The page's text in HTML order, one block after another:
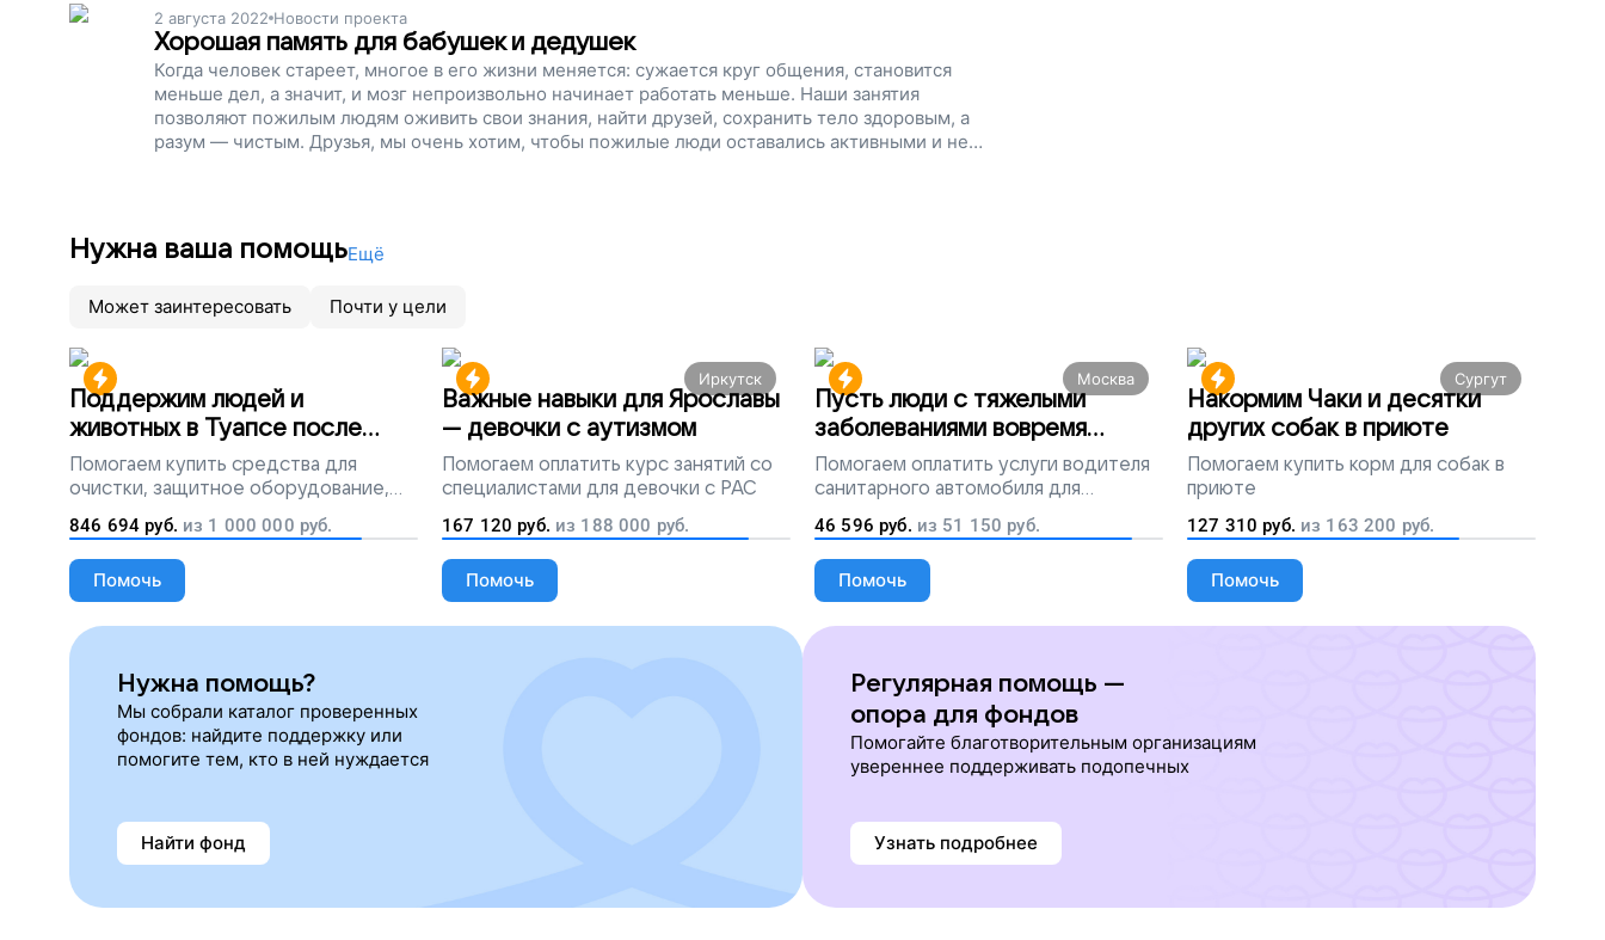
2 августа 2022 Новости проекта
Хорошая память для бабушек и дедушек
Когда человек стареет, многое в его жизни меняется: сужается круг общения, становится
меньше дел, а значит, и мозг непроизвольно начинает работать меньше. Наши занятия
позволяют пожилым людям оживить свои знания, найти друзей, сохранить тело здоровым, а
разум — чистым. Друзья, мы очень хотим, чтобы пожилые люди оставались активными и не
Нужна ваша помощьЕщё
Может заинтересовать Почти у цели
Поддержим людей и
животных в Туапсе после
разлива мазута
Помогаем купить средства для
очистки, защитное оборудование,
лекарства, корм и предметы первой
необходимости
846 694 руб. из 1 000 000 руб.
Помочь
Иркутск
Важные навыки для Ярославы
— девочки с аутизмом
Помогаем оплатить курс занятий со
специалистами для девочки с РАС
167 120 руб. из 188 000 руб.
Помочь
Москва
Пусть люди с тяжелыми
заболеваниями вовремя
попадут на лечение
Помогаем оплатить услуги водителя
санитарного автомобиля для
перевозки тяжелобольных людей
46 596 руб. из 51 150 руб.
Помочь
Сургут
Накормим Чаки и десятки
других собак в приюте
Помогаем купить корм для собак в
приюте
127 310 руб. из 163 200 руб.
Помочь
Нужна помощь?
Мы собрали каталог проверенных
фондов: найдите поддержку или
помогите тем, кто в ней нуждается
Найти фонд
Регулярная помощь —
опора для фондов
Помогайте благотворительным организациям
увереннее поддерживать подопечных
Узнать подробнее